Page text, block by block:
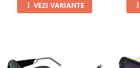
VEZI VARIANTE